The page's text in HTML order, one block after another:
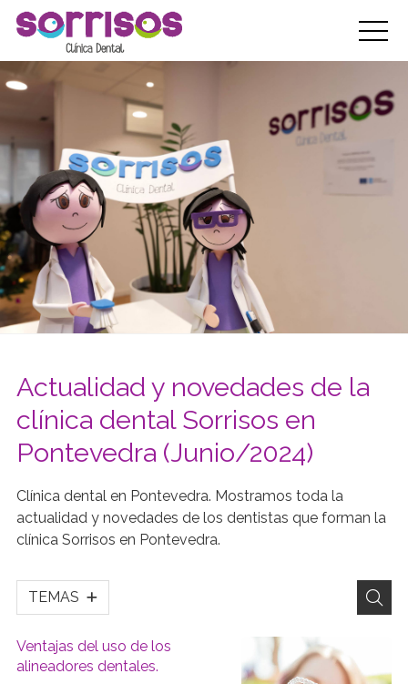
Actualidad y novedades de la
clínica dental Sorrisos en
Pontevedra (Junio/2024)
Clínica dental en Pontevedra. Mostramos toda la
actualidad y novedades de los dentistas que forman la
clínica Sorrisos en Pontevedra.
TEMAS
Ventajas del uso de los
alineadores dentales.